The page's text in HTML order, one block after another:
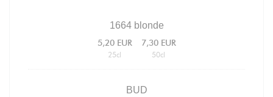
1664 blonde
5,20 EUR
25cl
7,30 EUR
50cl
BUD